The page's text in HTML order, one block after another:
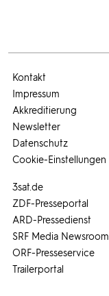
3sat.de
ZDF-Presseportal
ARD-Pressedienst
SRF Media Newsroom
ORF-Presseservice
Trailerportal
Kontakt
Impressum
Akkreditierung
Newsletter
Datenschutz
Cookie-Einstellungen